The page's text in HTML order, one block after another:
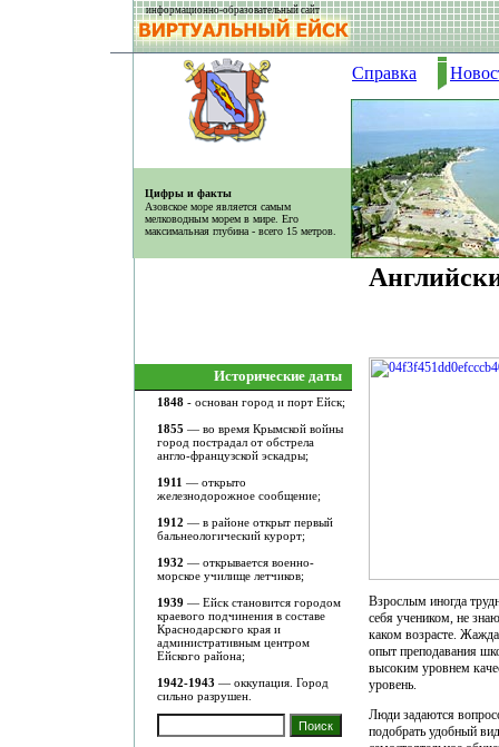
информационно-образовательный сайт
Цифры и факты
Азовское море является самым
мелководным морем в мире. Его
максимальная глубина - всего 15 метров.
Справка
Исторические даты
1848 - основан город и порт Ейск;
1855 — во время Крымской войны
город пострадал от обстрела
англо-французской эскадры;
1911 — открыто
железнодорожное сообщение;
1912 — в районе открыт первый
бальнеологический курорт;
1932 — открывается военно-
морское училище летчиков;
1939 — Ейск становится городом
краевого подчинения в составе
Краснодарского края и
административным центром
Ейского района;
1942-1943 — оккупация. Город
сильно разрушен.
Взрослым иногда
себя учеником, не
каком возрасте.
опыт преподавания
высоким уровнем
уровень.
Люди задаются
подобрать удобный